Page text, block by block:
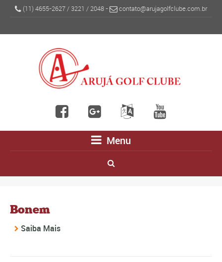
(11) 4655-2627/ 3221 / 2048- contato@arujagolfclube.com.br
Menu
Bonem
Saiba Mais